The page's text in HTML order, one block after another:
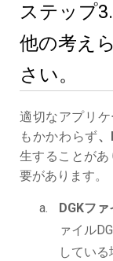
ステップ
他の考え
さい。
適切なアプリ
もかかわらず
生することがあ
要があります。
DGKファ
ァイル
してい